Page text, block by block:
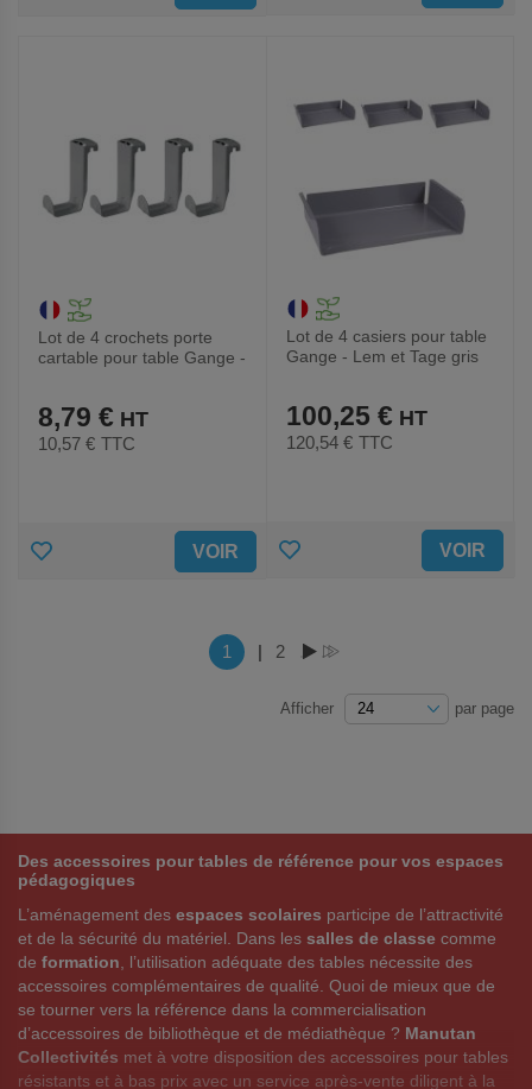
Lot de 4 crochets porte
cartable pour table Gange -
8,79 €
10,57 € TTC
AJOUTER VOIR
Lot de 4 casiers pour table
Gange - Lem et Tage gris
100,25 €
120,54 € TTC
AJOUTER VOIR
PageVous lisez actuellement la page
1 | Page
2
Afficher par page
Des accessoires pour tables de référence pour vos espaces
pédagogiques
L’aménagement des espaces scolaires participe de l’attractivité
et de la sécurité du matériel. Dans les salles de classe comme
de formation , l’utilisation adéquate des tables nécessite des
accessoires complémentaires de qualité. Quoi de mieux que de
se tourner vers la référence dans la commercialisation
d’accessoires de bibliothèque et de médiathèque ? Manutan
Collectivités met à votre disposition des accessoires pour tables
résistants et à bas prix avec un service après-vente diligent à la